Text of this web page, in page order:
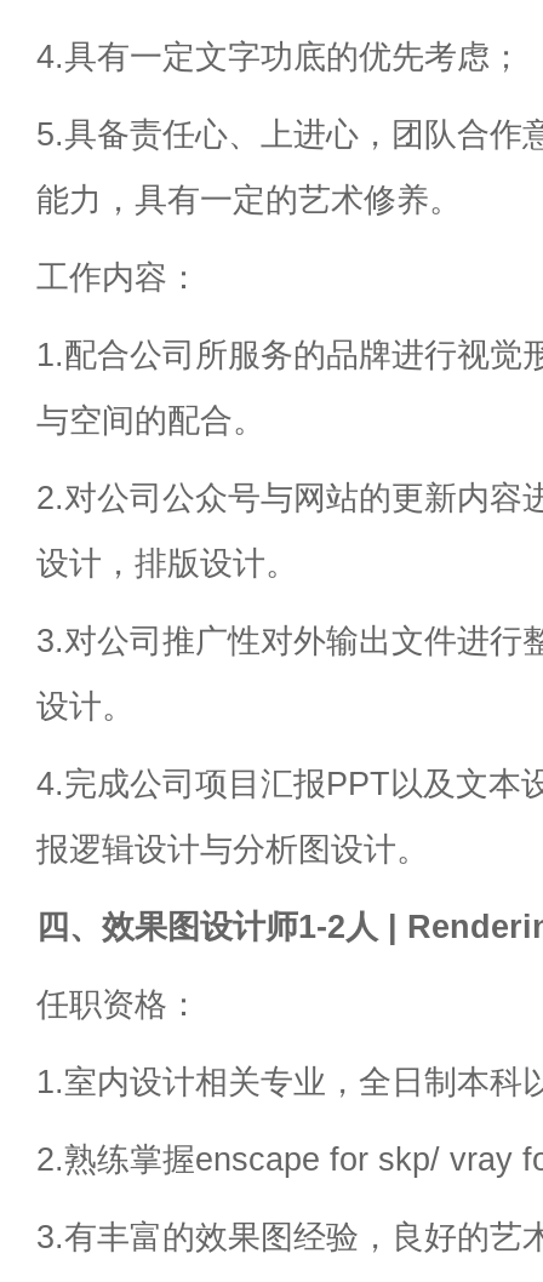
4.具有一定文字功底的优先考虑；
5.具备责任心、上进心，团队合作
能力，具有一定的艺术修养。
工作内容：
1.配合公司所服务的品牌进行视觉
与空间的配合。
2.对公司公众号与网站的更新内容
设计，排版设计。
3.对公司推广性对外输出文件进行
设计。
4.完成公司项目汇报PPT以及文本
报逻辑设计与分析图设计。
四、效果图设计师1-2人 |
任职资格：
1.室内设计相关专业，全日制本科
2.熟练掌握enscape for skp/ vray
3.有丰富的效果图经验，良好的艺